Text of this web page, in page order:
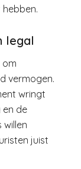
legal
om
vermogen.
wringt
de
willen
juist